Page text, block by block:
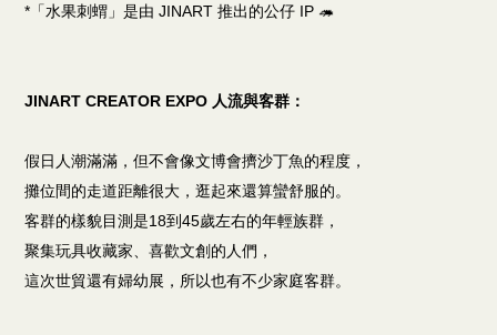
*「水果刺蝟」是由 JINART 推出的公仔 IP 🦔
JINART CREATOR EXPO 人流與客群：
假日人潮滿滿，但不會像文博會擠沙丁魚的程度，
攤位間的走道距離很大，逛起來還算蠻舒服的。
客群的樣貌目測是18到45歲左右的年輕族群，
聚集玩具收藏家、喜歡文創的人們，
這次世貿還有婦幼展，所以也有不少家庭客群。